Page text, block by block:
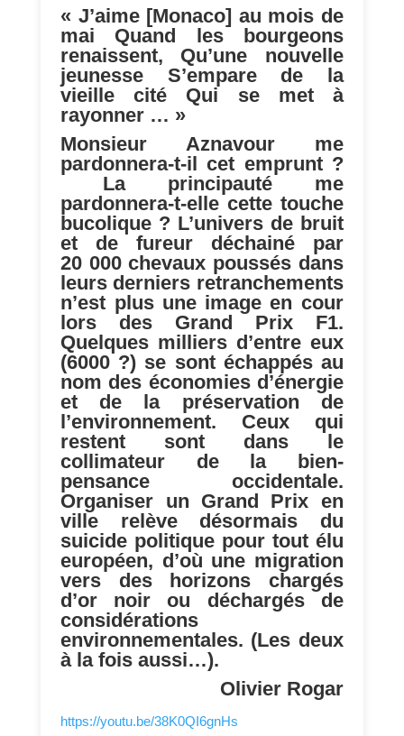
« J’aime [Monaco] au mois de
mai Quand les bourgeons
renaissent, Qu’une nouvelle
jeunesse S’empare de la
vieille cité Qui se met à
rayonner … »
Monsieur Aznavour me
pardonnera-t-il cet emprunt ?
La principauté me
pardonnera-t-elle cette touche
bucolique ? L’univers de bruit
et de fureur déchainé par
20 000 chevaux poussés dans
leurs derniers retranchements
n’est plus une image en cour
lors des Grand Prix F1.
Quelques milliers d’entre eux
(6000 ?) se sont échappés au
nom des économies d’énergie
et de la préservation de
l’environnement. Ceux qui
restent sont dans le
collimateur de la bien-
pensance occidentale.
Organiser un Grand Prix en
ville relève désormais du
suicide politique pour tout élu
européen, d’où une migration
vers des horizons chargés
d’or noir ou déchargés de
considérations
environnementales. (Les deux
à la fois aussi…).
Olivier Rogar
https://youtu.be/38K0QI6gnHs